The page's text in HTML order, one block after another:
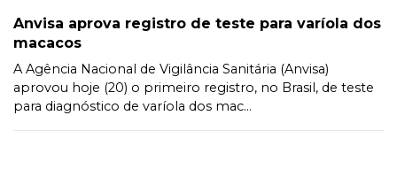
Anvisa aprova registro de teste para varíola dos
macacos
A Agência Nacional de Vigilância Sanitária (Anvisa)
aprovou hoje (20) o primeiro registro, no Brasil, de teste
para diagnóstico de varíola dos mac...